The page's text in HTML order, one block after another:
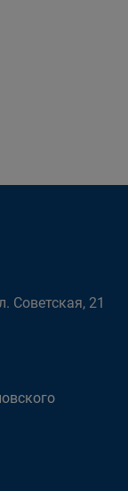
Советская, 21